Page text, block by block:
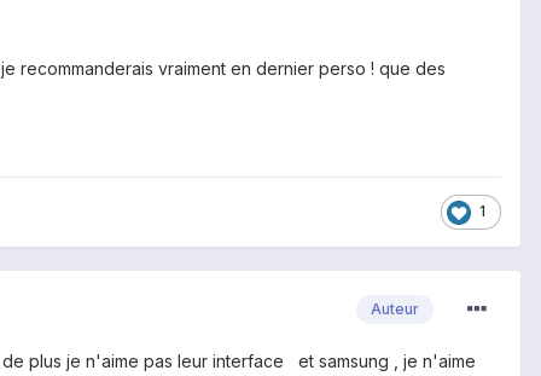
recommanderais vraiment en dernier perso ! que des
1
Auteur
plus je n'aime pas leur interface et samsung , je n'aime